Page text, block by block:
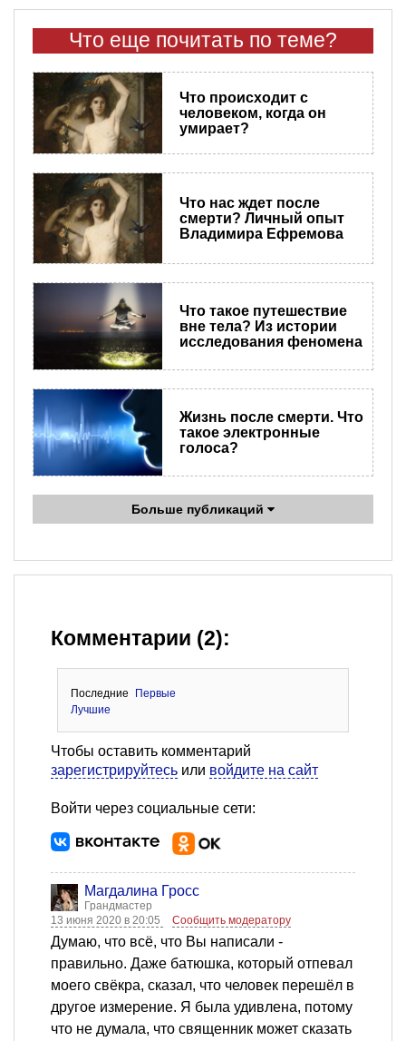
Что еще почитать по теме?
Что происходит с
человеком, когда он
умирает?
Что нас ждет после
смерти? Личный опыт
Владимира Ефремова
Что такое путешествие
вне тела? Из истории
исследования феномена
Жизнь после смерти. Что
такое электронные
голоса?
Больше публикаций
Комментарии (2):
Последние
Первые
Лучшие
Чтобы оставить комментарий
зарегистрируйтесь или войдите на сайт
Войти через социальные сети:
Магдалина Гросс
Грандмастер
13 июня 2020 в 20:05
Сообщить модератору
Думаю, что всё, что Вы написали -
правильно. Даже батюшка, который отпевал
моего свёкра, сказал, что человек перешёл в
другое измерение. Я была удивлена, потому
что не думала, что священник может сказать